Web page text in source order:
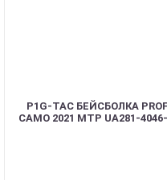
P1G-TAC БЕЙСБОЛКА
CAMO 2021 MTP UA281-